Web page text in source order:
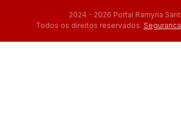
2024 - 2026 Portal Ramyria
Todos os direitos reservados.